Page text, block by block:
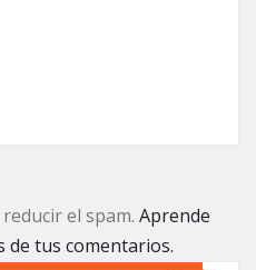
el spam. Aprende
de tus comentarios.